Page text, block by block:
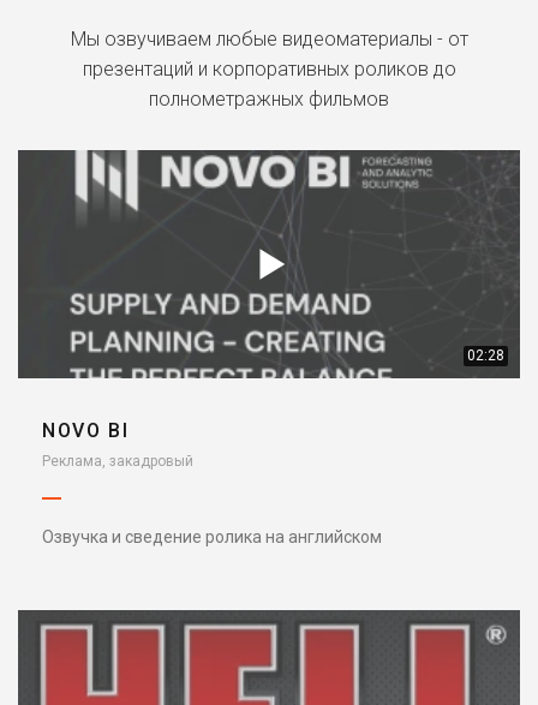
Мы озвучиваем любые видеоматериалы - от
презентаций и корпоративных роликов до
полнометражных фильмов
02:28
NOVO BI
Реклама, закадровый
Озвучка и сведение ролика на английском